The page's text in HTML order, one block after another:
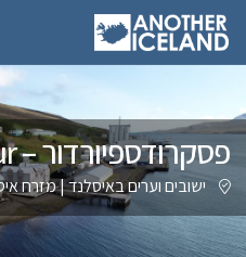
פסקרודספיורדור – Fáskrúðsfjörður
ישובים וערים באיסלנד|מזרח